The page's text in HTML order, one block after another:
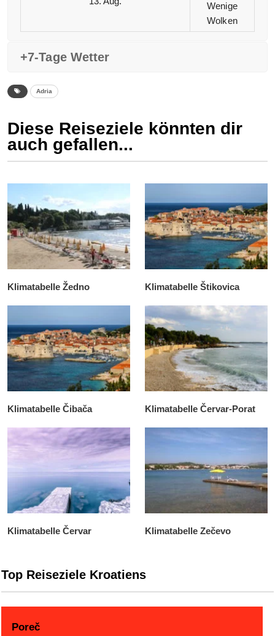
Wenige
Wolken
+7-Tage Wetter
Adria
Diese Reiseziele könnten dir
auch gefallen...
Klimatabelle Žedno Klimatabelle Štikovica
Klimatabelle Čibača Klimatabelle Červar-Porat
Klimatabelle Červar Klimatabelle Zečevo
Top Reiseziele Kroatiens
Poreč